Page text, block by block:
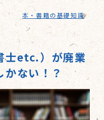
本・書籍の基礎知識
士etc.）が廃業
ない！？